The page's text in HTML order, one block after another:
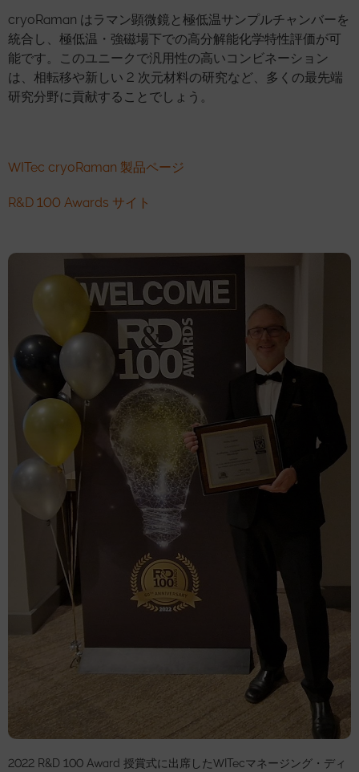
cryoRaman はラマン顕微鏡と極低温サンプルチャンバーを
統合し、極低温・強磁場下での高分解能化学特性評価が可
能です。このユニークで汎用性の高いコンビネーション
は、相転移や新しい 2 次元材料の研究など、多くの最先端
研究分野に貢献することでしょう。
WITec cryoRaman 製品ページ
R&D 100 Awards サイト
2022 R&D 100 Award 授賞式に出席したWITecマネージング・ディ